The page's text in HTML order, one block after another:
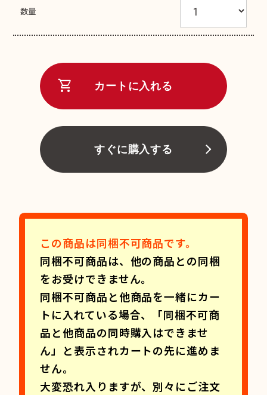
数量
shopping_cart カートに入れる
すぐに購入する
この商品は同梱不可商品です。
同梱不可商品は、他の商品との同梱
をお受けできません。
同梱不可商品と他商品を一緒にカー
トに入れている場合、「同梱不可商
品と他商品の同時購入はできませ
ん」と表示されカートの先に進めま
せん。
大変恐れ入りますが、別々にご注文